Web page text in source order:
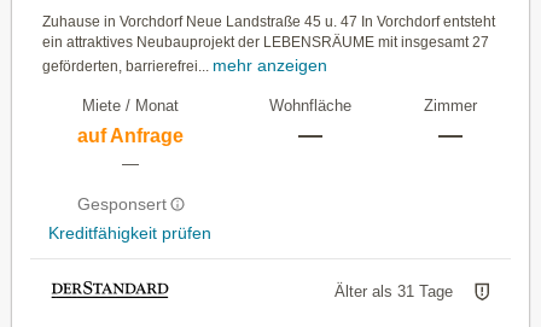
Zuhause in Vorchdorf Neue Landstraße 45 u. 47 In Vorchdorf entsteht
ein attraktives Neubauprojekt der LEBENSRÄUME mit insgesamt 27
geförderten, barrierefrei... mehr anzeigen
Miete / Monat
auf Anfrage
—
Gesponsert
Kreditfähigkeit prüfen
Wohnfläche
—
Zimmer
—
Älter als 31 Tage